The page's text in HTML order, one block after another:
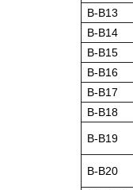
В-В13
В-В14
В-В15
В-В16
В-В17
В-В18
В-В19
В-В20